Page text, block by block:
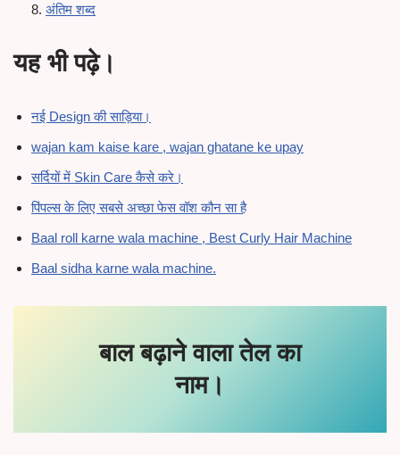
अंतिम शब्द
यह भी पढ़े।
नई Design की साड़िया।
wajan kam kaise kare , wajan ghatane ke upay
सर्दियों में Skin Care कैसे करे।
पिंपल्स के लिए सबसे अच्छा फेस वॉश कौन सा है
Baal roll karne wala machine , Best Curly Hair Machine
Baal sidha karne wala machine.
बाल बढ़ाने वाला तेल का
नाम।